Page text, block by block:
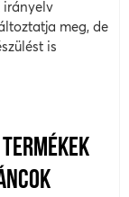
irányelv
meg, de
is